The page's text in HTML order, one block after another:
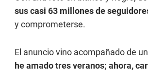
sus casi 63 millones de
y comprometerse.
El anuncio vino acompañado de
he amado tres veranos; ahora,